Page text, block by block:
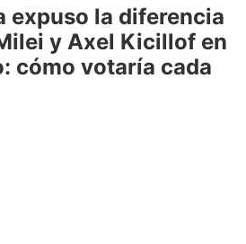
expuso la diferencia
y Axel Kicillof en
cómo votaría cada